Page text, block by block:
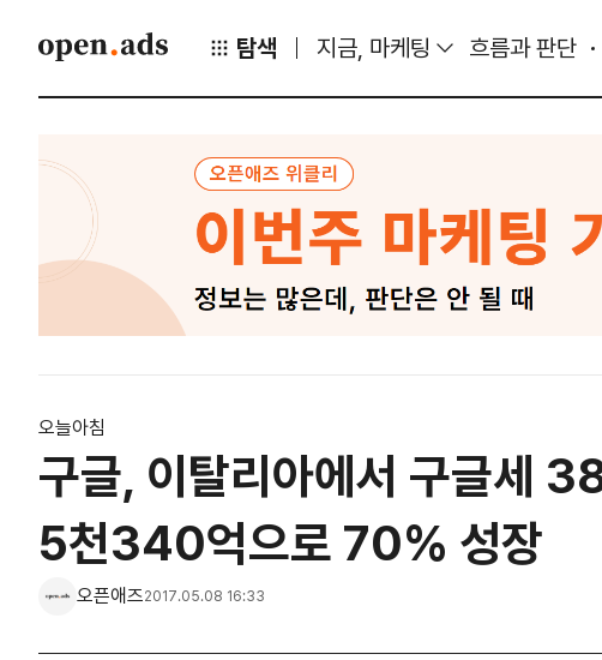
탐색 지금, 마케팅 흐름과 판단
오늘아침
구글, 이탈리아에서 구글세
5천340억으로 70% 성장
오픈애즈2017.05.08 16:33